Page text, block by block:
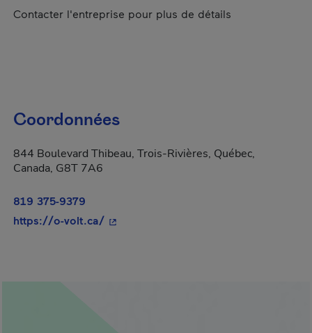
Contacter l'entreprise pour plus de détails
Coordonnées
844 Boulevard Thibeau, Trois-Rivières, Québec,
Canada, G8T 7A6
819 375-9379
https://o-volt.ca/- Cet hyperlien s'ouvrira dans une